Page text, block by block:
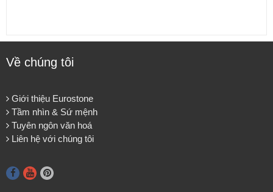
Về chúng tôi
Giới thiệu Eurostone
Tầm nhìn & Sứ mệnh
Tuyên ngôn văn hoá
Liên hệ với chúng tôi